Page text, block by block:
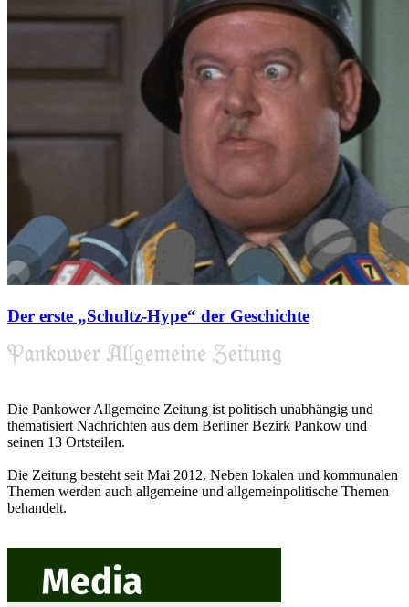
Der erste „Schultz-Hype“ der Geschichte
Die Pankower Allgemeine Zeitung ist politisch unabhängig und
thematisiert Nachrichten aus dem Berliner Bezirk Pankow und
seinen 13 Ortsteilen.
Die Zeitung besteht seit Mai 2012. Neben lokalen und kommunalen
Themen werden auch allgemeine und allgemeinpolitische Themen
behandelt.